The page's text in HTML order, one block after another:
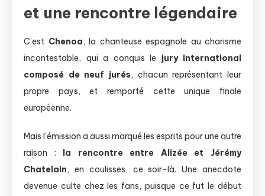
et une rencontre légendaire
C’est Chenoa, la chanteuse espagnole au charisme
incontestable, qui a conquis le jury international
composé de neuf jurés, chacun représentant leur
propre pays, et remporté cette unique finale
européenne.
Mais l’émission a aussi marqué les esprits pour une autre
raison : la rencontre entre Alizée et Jérémy
Chatelain, en coulisses, ce soir-là. Une anecdote
devenue culte chez les fans, puisque ce fut le début